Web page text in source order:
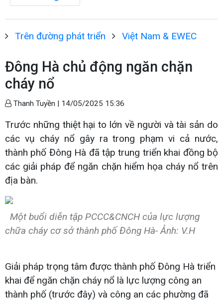
Trên đường phát triển Việt Nam & EWEC
Đông Hà chủ động ngăn chặn
cháy nổ
Thanh Tuyền | 14/05/2025 15:36
Trước những thiệt hại to lớn về người và tài sản do
các vụ cháy nổ gây ra trong phạm vi cả nước,
thành phố Đông Hà đã tập trung triển khai đồng bộ
các giải pháp để ngăn chặn hiểm họa cháy nổ trên
địa bàn.
Một buổi diễn tập PCCC&CNCH của lực lượng
chữa cháy cơ sở thành phố Đông Hà- Ảnh: V.H
Giải pháp trọng tâm được thành phố Đông Hà triển
khai để ngăn chặn cháy nổ là lực lượng công an
thành phố (trước đây) và công an các phường đã